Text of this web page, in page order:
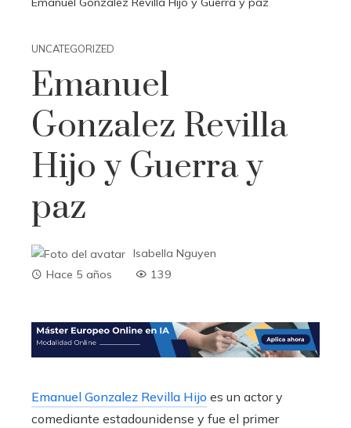
UNCATEGORIZED
Emanuel
Gonzalez Revilla
Hijo y Guerra y
paz
Isabella Nguyen
Hace 5 años
139
Emanuel Gonzalez Revilla Hijo es un actor y
comediante estadounidense y fue el primer